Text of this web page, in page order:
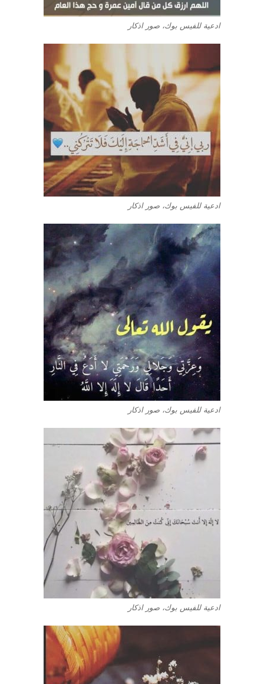
ادعية للفيس بوك، صور اذكار
ادعية للفيس بوك، صور اذكار
ادعية للفيس بوك، صور اذكار
ادعية للفيس بوك، صور اذكار